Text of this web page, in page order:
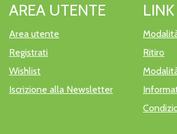
AREA UTENTE
Area utente
Registrati
Wishlist
Iscrizione alla Newsletter
Ritiro